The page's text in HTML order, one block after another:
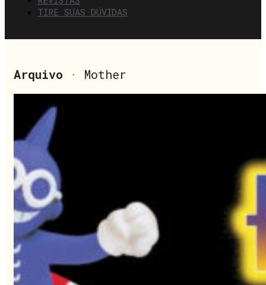
TIRE SUAS DÚVIDAS
Arquivo · Mother